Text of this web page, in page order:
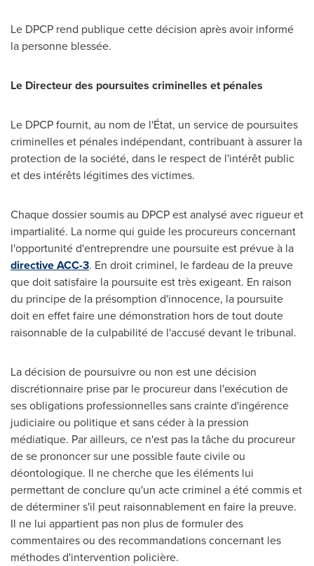
Le DPCP rend publique cette décision après avoir informé
la personne blessée.
Le Directeur des poursuites criminelles et pénales
Le DPCP fournit, au nom de l'État, un service de poursuites
criminelles et pénales indépendant, contribuant à assurer la
protection de la société, dans le respect de l'intérêt public
et des intérêts légitimes des victimes.
Chaque dossier soumis au DPCP est analysé avec rigueur et
impartialité. La norme qui guide les procureurs concernant
l'opportunité d'entreprendre une poursuite est prévue à la
directive ACC-3. En droit criminel, le fardeau de la preuve
que doit satisfaire la poursuite est très exigeant. En raison
du principe de la présomption d'innocence, la poursuite
doit en effet faire une démonstration hors de tout doute
raisonnable de la culpabilité de l'accusé devant le tribunal.
La décision de poursuivre ou non est une décision
discrétionnaire prise par le procureur dans l'exécution de
ses obligations professionnelles sans crainte d'ingérence
judiciaire ou politique et sans céder à la pression
médiatique. Par ailleurs, ce n'est pas la tâche du procureur
de se prononcer sur une possible faute civile ou
déontologique. Il ne cherche que les éléments lui
permettant de conclure qu'un acte criminel a été commis et
de déterminer s'il peut raisonnablement en faire la preuve.
Il ne lui appartient pas non plus de formuler des
commentaires ou des recommandations concernant les
méthodes d'intervention policière.